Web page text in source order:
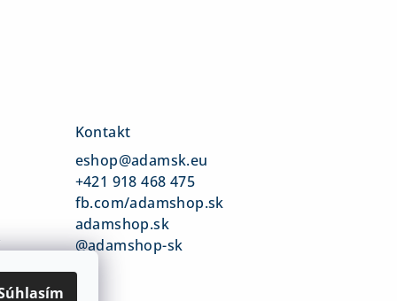
Kontakt
eshop@adamsk.eu
+421 918 468 475
fb.com/adamshop.sk
adamshop.sk
@adamshop-sk